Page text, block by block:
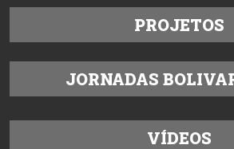
PROJETOS
JORNADAS
VÍDEOS